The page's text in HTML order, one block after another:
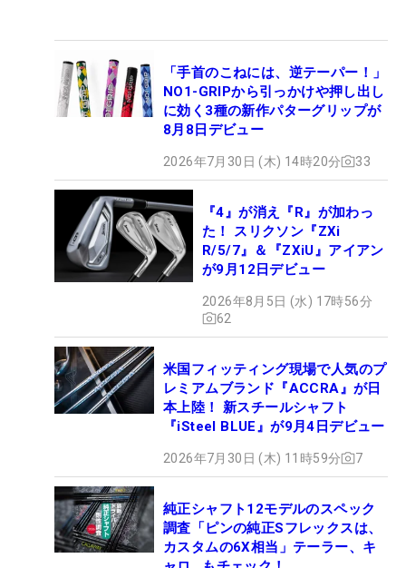
「手首のこねには、逆テーパー！」
NO1-GRIPから引っかけや押し出し
に効く3種の新作パターグリップが
8月8日デビュー
2026年7月30日 (木) 14時20分 33
『4』が消え『R』が加わっ
た！ スリクソン『ZXi
R/5/7』＆『ZXiU』アイアン
が9月12日デビュー
2026年8月5日 (水) 17時56分
62
米国フィッティング現場で人気のプ
レミアムブランド『ACCRA』が日
本上陸！ 新スチールシャフト
『iSteel BLUE』が9月4日デビュー
2026年7月30日 (木) 11時59分 7
純正シャフト12モデルのスペック
調査「ピンの純正Sフレックスは、
カスタムの6X相当」テーラー、キ